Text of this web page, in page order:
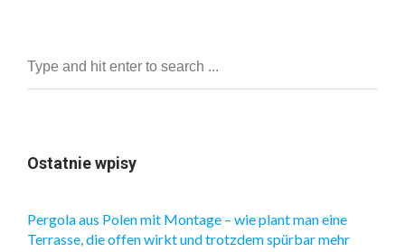
Ostatnie wpisy
Pergola aus Polen mit Montage – wie plant man eine
Terrasse, die offen wirkt und trotzdem spürbar mehr